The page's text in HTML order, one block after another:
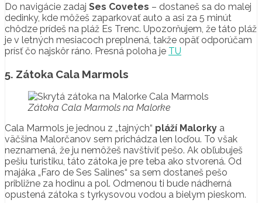
Do navigácie zadaj Ses Covetes – dostaneš sa do malej
dedinky, kde môžeš zaparkovať auto a asi za 5 minút
chôdze prídeš na pláž Es Trenc. Upozorňujem, že táto pláž
je v letných mesiacoch preplnená, takže opäť odporúčam
prísť čo najskôr ráno. Presná poloha je TU
5. Zátoka Cala Marmols
Zátoka Cala Marmols na Malorke
Cala Marmols je jednou z „tajných“ pláží Malorky a
väčšina Malorčanov sem prichádza len loďou. To však
neznamená, že ju nemôžeš navštíviť pešo. Ak obľubuješ
pešiu turistiku, táto zátoka je pre teba ako stvorená. Od
majáka „Faro de Ses Salines“ sa sem dostaneš pešo
približne za hodinu a pol. Odmenou ti bude nádherná
opustená zátoka s tyrkysovou vodou a bielym pieskom.